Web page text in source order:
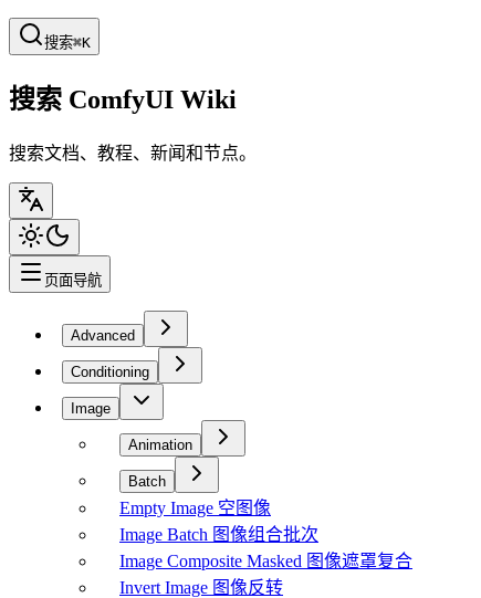
搜索⌘K
搜索 ComfyUI Wiki
搜索文档、教程、新闻和节点。
页面导航
Advanced
Conditioning
Image
Animation
Batch
Empty Image 空图像
Image Batch 图像组合批次
Image Composite Masked 图像遮罩复合
Invert Image 图像反转